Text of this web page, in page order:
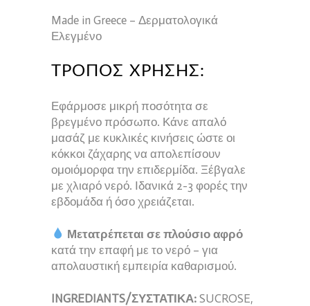
Made in Greece – Δερματολογικά
Ελεγμένο
ΤΡΌΠΟΣ ΧΡΉΣΗΣ:
Εφάρμοσε μικρή ποσότητα σε
βρεγμένο πρόσωπο. Κάνε απαλό
μασάζ με κυκλικές κινήσεις ώστε οι
κόκκοι ζάχαρης να απολεπίσουν
ομοιόμορφα την επιδερμίδα. Ξέβγαλε
με χλιαρό νερό. Ιδανικά 2-3 φορές την
εβδομάδα ή όσο χρειάζεται.
Μετατρέπεται σε πλούσιο αφρό
κατά την επαφή με το νερό – για
απολαυστική εμπειρία καθαρισμού.
INGREDIANTS/ΣΥΣΤΑΤΙΚΑ: SUCROSE,